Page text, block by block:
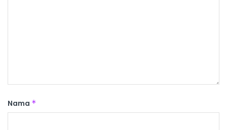
Nama *